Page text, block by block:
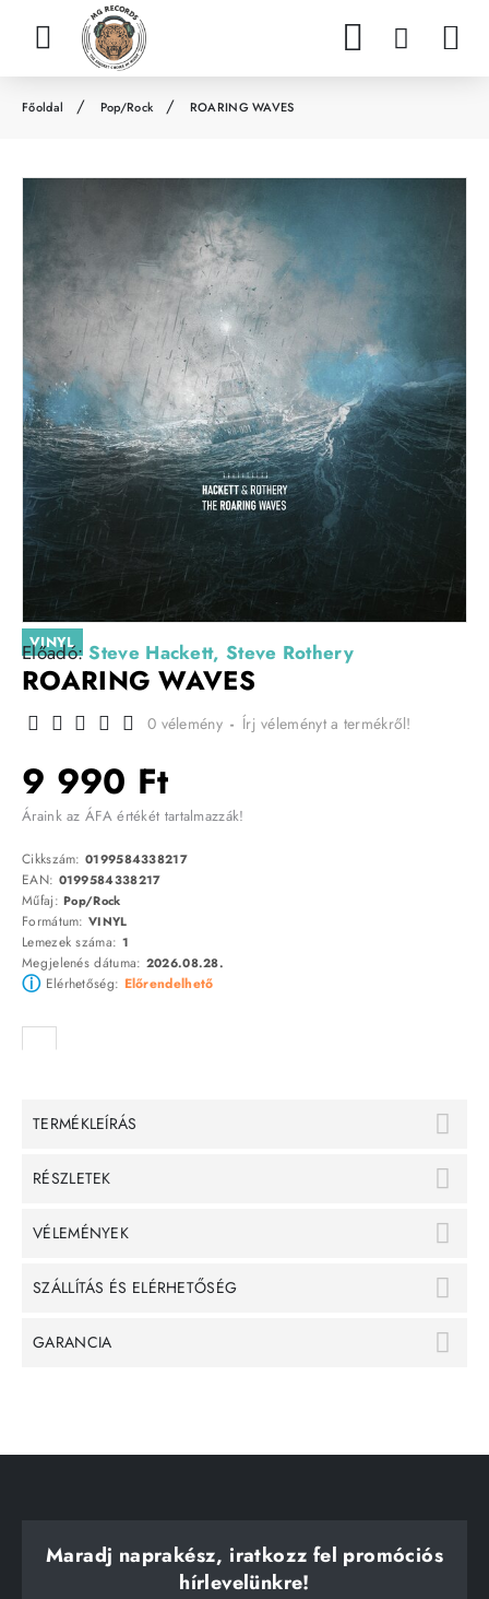
Pop/Rock ROARING WAVES
VINYL
Előadó:Steve Hackett, Steve Rothery
ROARING WAVES
0 vélemény - Írj véleményt a termékről!
9 990 Ft
Áraink az ÁFA értékét tartalmazzák!
Cikkszám: 0199584338217
EAN: 0199584338217
Műfaj:Pop/Rock
Formátum: VINYL
Lemezek száma: 1
Megjelenés dátuma: 2026.08.28.
ⓘElérhetőség: Előrendelhető
TERMÉKLEÍRÁS
RÉSZLETEK
VÉLEMÉNYEK
SZÁLLÍTÁS ÉS ELÉRHETŐSÉG
GARANCIA
Maradj naprakész, iratkozz fel promóciós
hírlevelünkre!